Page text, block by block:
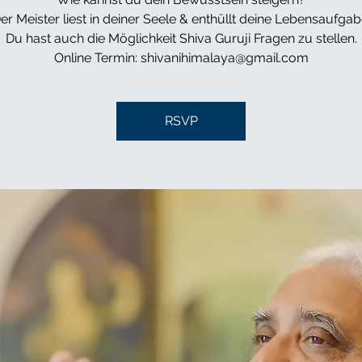
Meister liest in deiner Seele & enthüllt deine
Du hast auch die Möglichkeit Shiva Guruji Fragen zu stellen.
Online Termin: shivanihimalaya@gmail.com
RSVP